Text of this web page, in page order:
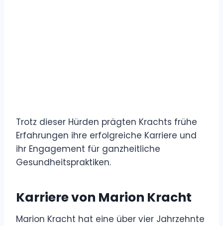
Trotz dieser Hürden prägten Krachts frühe
Erfahrungen ihre erfolgreiche Karriere und
ihr Engagement für ganzheitliche
Gesundheitspraktiken.
Karriere von Marion Kracht
Marion Kracht hat eine über vier Jahrzehnte